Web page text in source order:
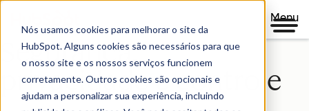
Nós usamos cookies para melhorar o site da
HubSpot. Alguns cookies são necessários para que
o nosso site e os nossos serviços funcionem
corretamente. Outros cookies são opcionais e
ajudam a personalizar sua experiência, incluindo
Menu
Segurança,
privacidade e controle